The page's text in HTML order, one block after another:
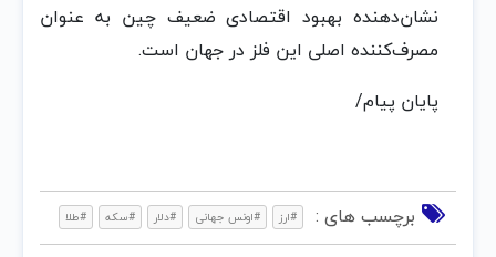
نشان‌دهنده بهبود اقتصادی ضعیف چین به عنوان
مصرف‌کننده اصلی این فلز در جهان است.
پایان پیام/
برچسب های : #ارز #اونس جهانی #دلار #سکه #طلا